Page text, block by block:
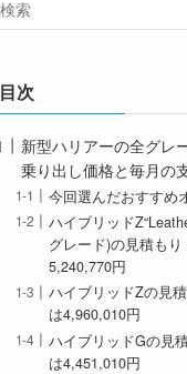
目次
新型ハリアーの全グレ
乗り出し価格と毎月の
今回選んだおすすめ
ハイブリッド
グレード)の見積も
5,240,770円
ハイブリッドZの見
は4,960,010円
ハイブリッドGの見
は4,451,010円